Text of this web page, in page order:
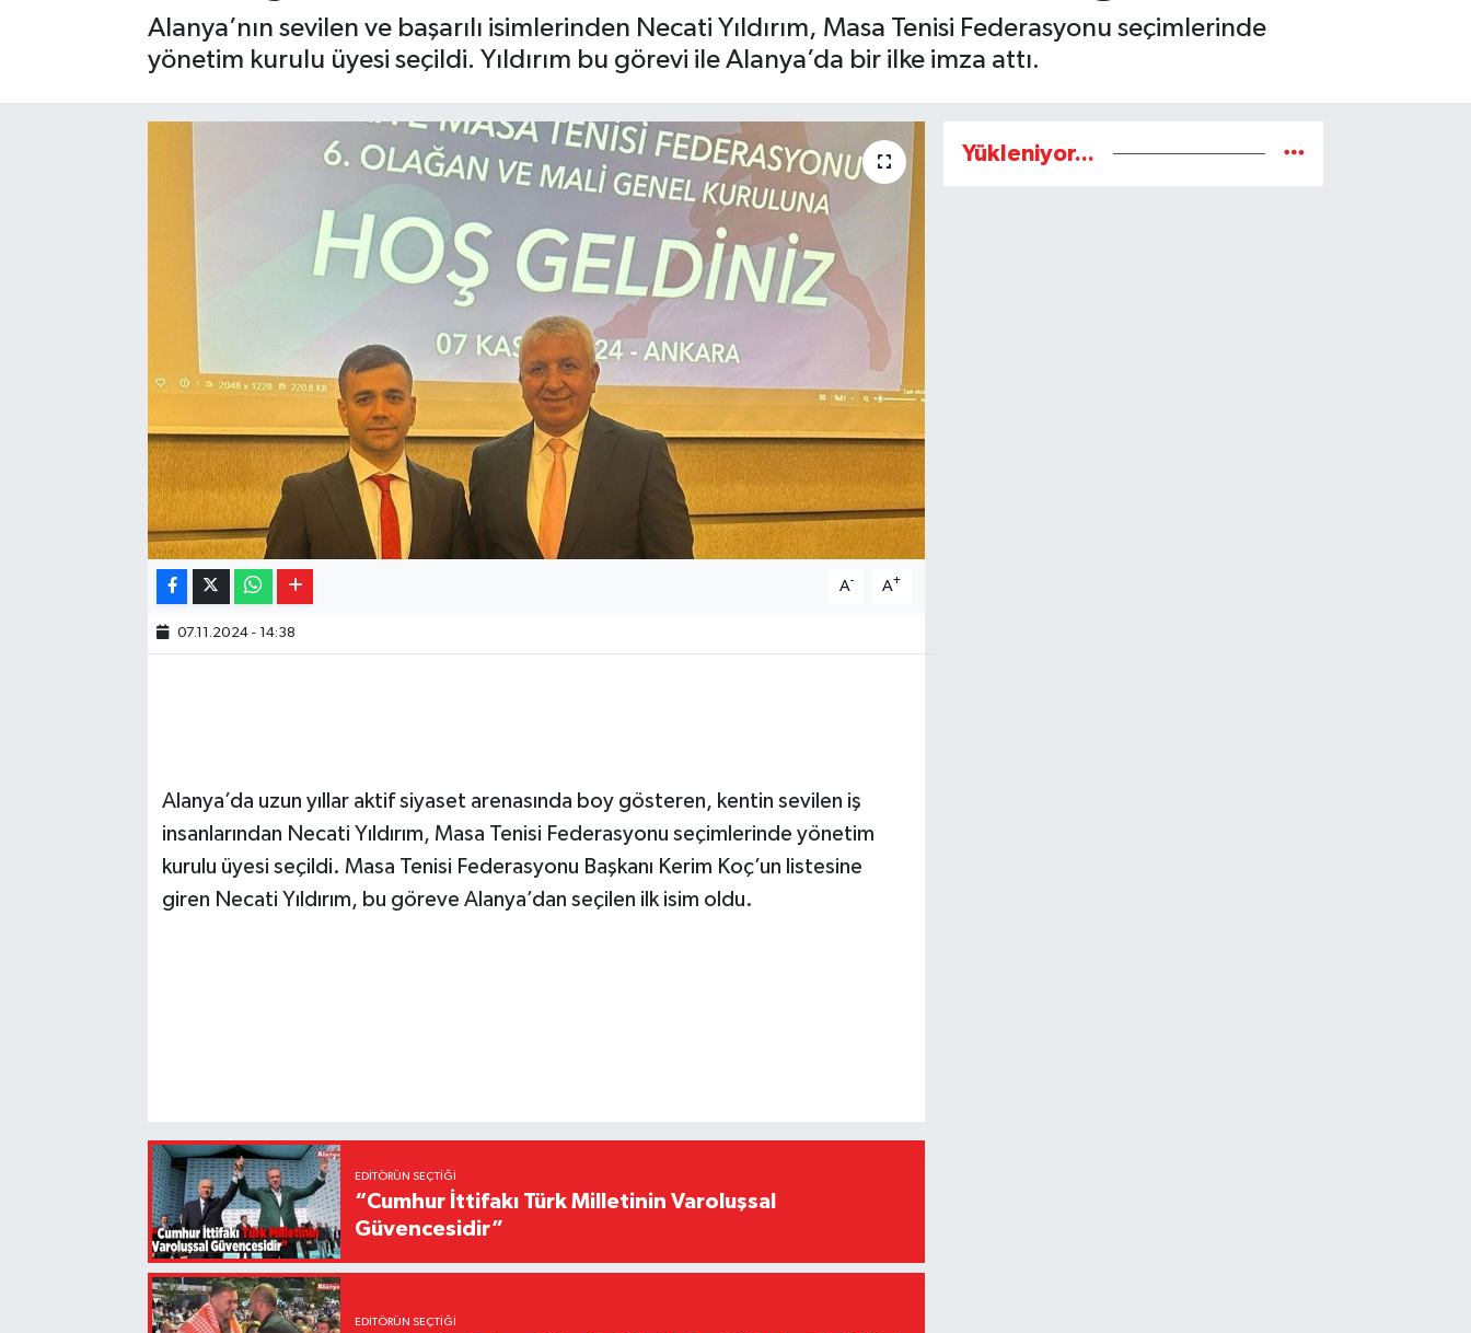
Alanya’nın sevilen ve başarılı isimlerinden Necati Yıldırım, Masa Tenisi Federasyonu seçimlerinde
yönetim kurulu üyesi seçildi. Yıldırım bu görevi ile Alanya’da bir ilke imza attı.
A- A+
07.11.2024 - 14:38
Alanya’da uzun yıllar aktif siyaset arenasında boy gösteren, kentin sevilen iş
insanlarından Necati Yıldırım, Masa Tenisi Federasyonu seçimlerinde yönetim
kurulu üyesi seçildi. Masa Tenisi Federasyonu Başkanı Kerim Koç’un listesine
giren Necati Yıldırım, bu göreve Alanya’dan seçilen ilk isim oldu.
EDITÖRÜN SEÇTIĞI
“Cumhur İttifakı Türk Milletinin Varoluşsal
Güvencesidir”
EDITÖRÜN SEÇTIĞI
Yükleniyor...
Gizlilik İlkeleri - Privacy Policy